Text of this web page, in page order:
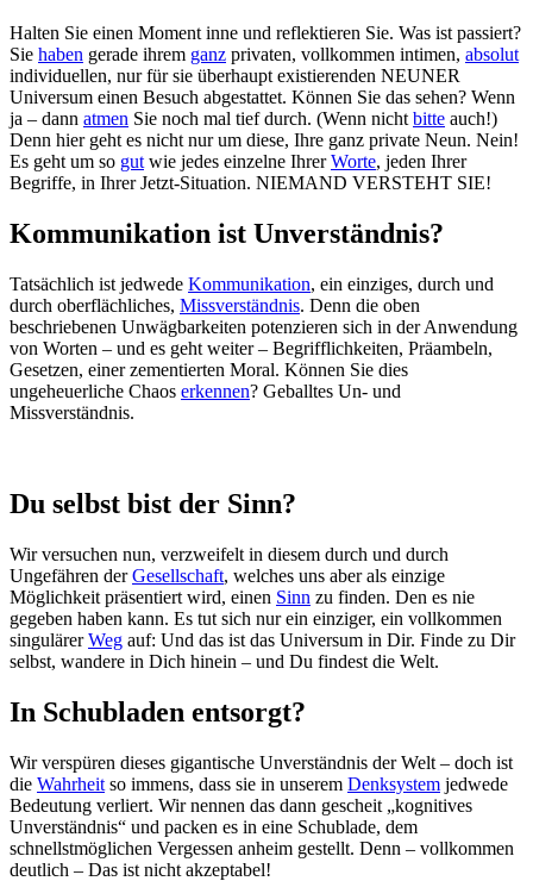
Halten Sie einen Moment inne und reflektieren Sie. Was ist passiert?
Sie haben gerade ihrem ganz privaten, vollkommen intimen, absolut
individuellen, nur für sie überhaupt existierenden NEUNER
Universum einen Besuch abgestattet. Können Sie das sehen? Wenn
ja – dann atmen Sie noch mal tief durch. (Wenn nicht bitte auch!)
Denn hier geht es nicht nur um diese, Ihre ganz private Neun. Nein!
Es geht um so gut wie jedes einzelne IhrerWorte, jeden Ihrer
Begriffe, in Ihrer Jetzt-Situation. NIEMAND VERSTEHT SIE!
Kommunikation ist Unverständnis?
Tatsächlich ist jedwede Kommunikation, ein einziges, durch und
durch oberflächliches, Missverständnis. Denn die oben
beschriebenen Unwägbarkeiten potenzieren sich in der Anwendung
von Worten – und es geht weiter – Begrifflichkeiten, Präambeln,
Gesetzen, einer zementierten Moral. Können Sie dies
ungeheuerliche Chaos erkennen? Geballtes Un- und
Missverständnis.
Du selbst bist der Sinn?
Wir versuchen nun, verzweifelt in diesem durch und durch
Ungefähren derGesellschaft, welches uns aber als einzige
Möglichkeit präsentiert wird, einen Sinn zu finden. Den es nie
gegeben haben kann. Es tut sich nur ein einziger, ein vollkommen
singulärerWeg auf: Und das ist das Universum in Dir. Finde zu Dir
selbst, wandere in Dich hinein – und Du findest die Welt.
In Schubladen entsorgt?
Wir verspüren dieses gigantische Unverständnis der Welt – doch ist
die Wahrheit so immens, dass sie in unserem Denksystem jedwede
Bedeutung verliert. Wir nennen das dann gescheit „kognitives
Unverständnis“ und packen es in eine Schublade, dem
schnellstmöglichen Vergessen anheim gestellt. Denn – vollkommen
deutlich – Das ist nicht akzeptabel!